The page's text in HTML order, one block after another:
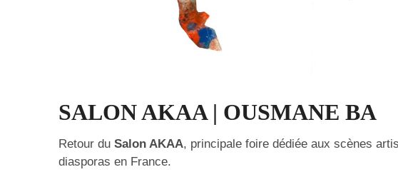
SALON AKAA | OUSMANE BA
Retour du Salon AKAA, principale foire dédiée aux scènes
diasporas en France.